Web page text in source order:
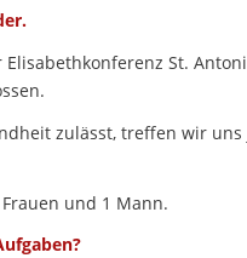
St.
zulässt, treffen wir
und 1 Mann.